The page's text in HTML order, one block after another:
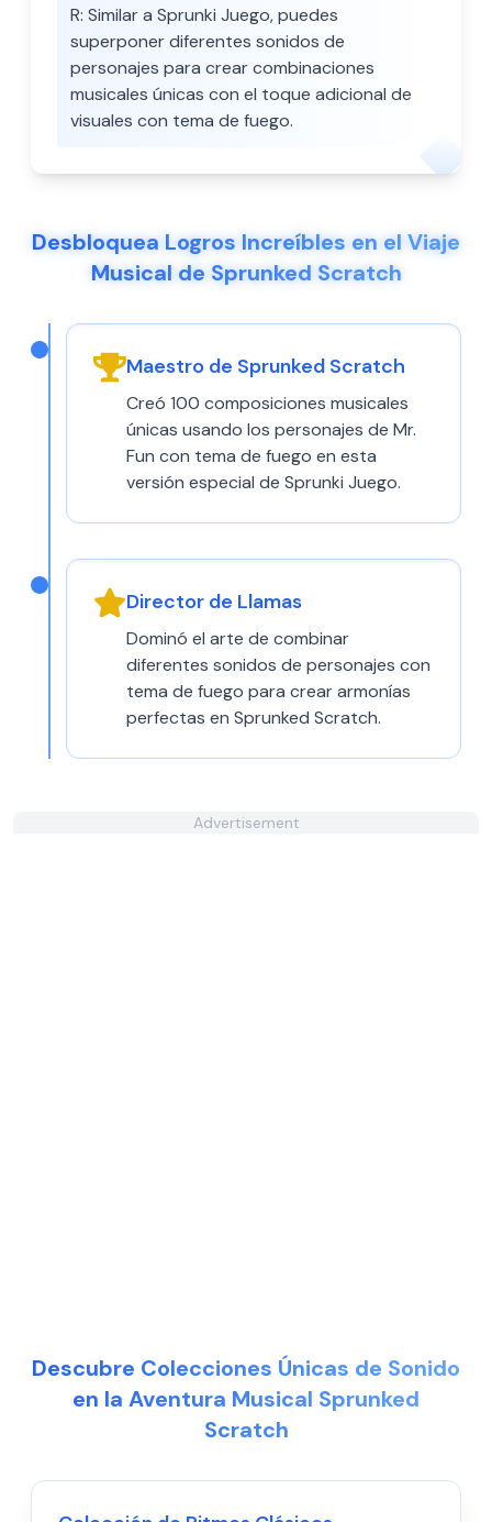
R: Similar a Sprunki Juego, puedes
superponer diferentes sonidos de
personajes para crear combinaciones
musicales únicas con el toque adicional de
visuales con tema de fuego.
Desbloquea Logros Increíbles en el Viaje
Musical de Sprunked Scratch
Maestro de Sprunked Scratch
Creó 100 composiciones musicales
únicas usando los personajes de Mr.
Fun con tema de fuego en esta
versión especial de Sprunki Juego.
Director de Llamas
Dominó el arte de combinar
diferentes sonidos de personajes con
tema de fuego para crear armonías
perfectas en Sprunked Scratch.
Advertisement
Descubre Colecciones Únicas de Sonido
en la Aventura Musical Sprunked
Scratch